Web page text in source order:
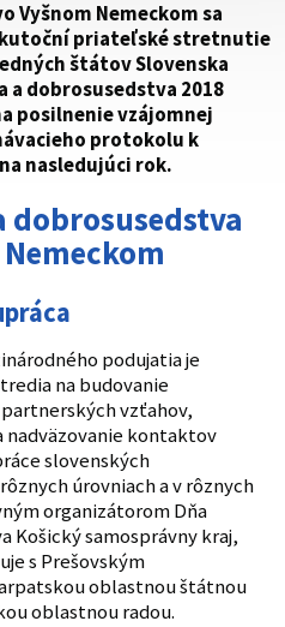
Vyšnom Nemeckom sa
priateľské stretnutie
štátov Slovenska
a dobrosusedstva 2018
posilnenie vzájomnej
protokolu k
nasledujúci rok.
dobrosusedstva
podujatia je
na budovanie
vzťahov,
nadväzovanie kontaktov
slovenských
úrovniach a v rôznych
organizátorom Dňa
Košický samosprávny kraj,
s Prešovským
oblastnou štátnou
oblastnou radou.